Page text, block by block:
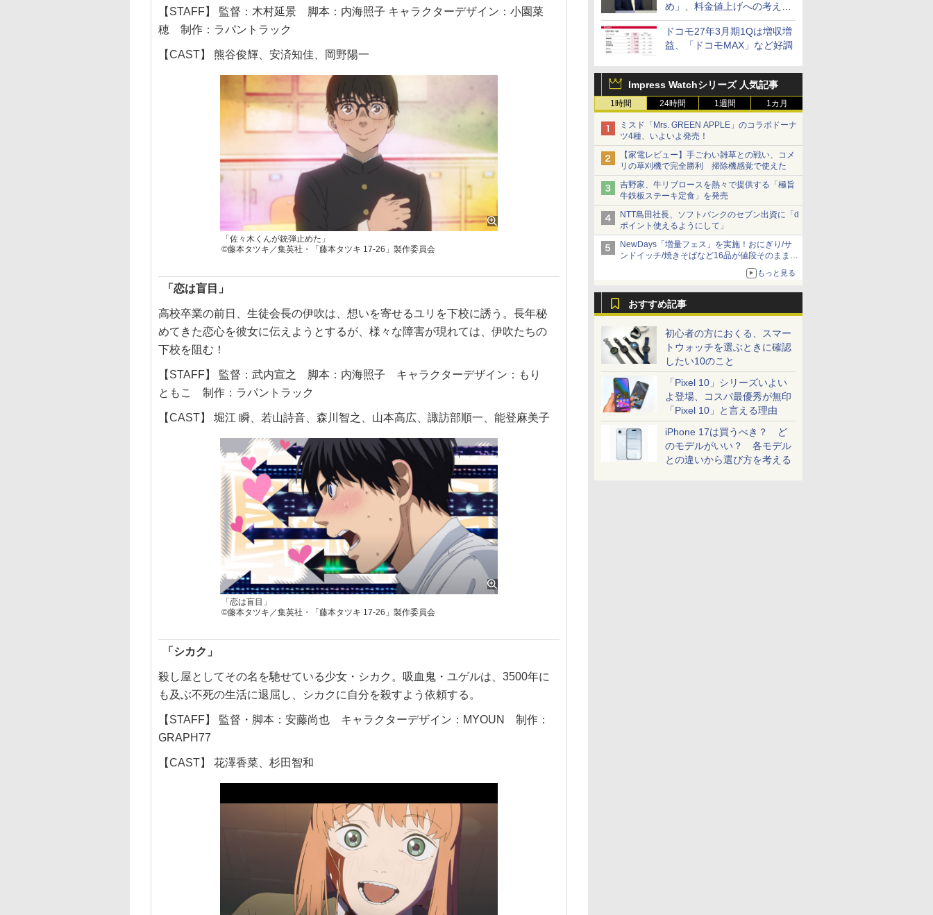
め」、料金値上げへの考え方
にも言及
ドコモ27年3月期1Qは増収増
益、「ドコモMAX」など好調
Impress Watchシリーズ 人気記事
1時間 24時間 1週間 1カ月
ミスド「Mrs. GREEN APPLE」のコラボドーナ
ツ4種、いよいよ発売！
【家電レビュー】手ごわい雑草との戦い、コメ
リの草刈機で完全勝利 掃除機感覚で使えた
吉野家、牛リブロースを熱々で提供する「極旨
牛鉄板ステーキ定食」を発売
NTT島田社長、ソフトバンクのセブン出資に「d
ポイント使えるようにして」
NewDays「増量フェス」を実施！おにぎり/サ
ンドイッチ/焼きそばなど16品が値段そのままで
もっと見る
おすすめ記事
初心者の方におくる、スマー
トウォッチを選ぶときに確認
したい10のこと
「Pixel 10」シリーズいよい
よ登場、コスパ最優秀が無印
「Pixel 10」と言える理由
iPhone 17は買うべき？ ど
のモデルがいい？ 各モデル
との違いから選び方を考える
【STAFF】 監督：木村延景 脚本：内海照子 キャラクターデザイン：小園菜
穂 制作：ラパントラック
【CAST】 熊谷俊輝、安済知佳、岡野陽一
「佐々木くんが銃弾止めた」
©藤本タツキ／集英社・「藤本タツキ 17-26」製作委員会
「恋は盲目」
高校卒業の前日、生徒会長の伊吹は、想いを寄せるユリを下校に誘う。長年秘
めてきた恋心を彼女に伝えようとするが、様々な障害が現れては、伊吹たちの
下校を阻む！
【STAFF】 監督：武内宣之 脚本：内海照子 キャラクターデザイン：もり
ともこ 制作：ラパントラック
【CAST】 堀江 瞬、若山詩音、森川智之、山本高広、諏訪部順一、能登麻美子
「恋は盲目」
©藤本タツキ／集英社・「藤本タツキ 17-26」製作委員会
「シカク」
殺し屋としてその名を馳せている少女・シカク。吸血鬼・ユゲルは、3500年に
も及ぶ不死の生活に退屈し、シカクに自分を殺すよう依頼する。
【STAFF】 監督・脚本：安藤尚也 キャラクターデザイン：MYOUN 制作：
GRAPH77
【CAST】 花澤香菜、杉田智和